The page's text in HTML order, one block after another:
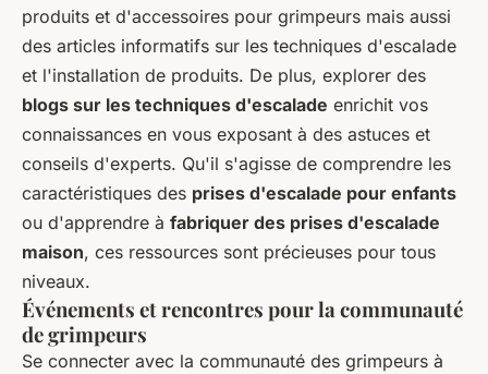
produits et d'accessoires pour grimpeurs mais aussi
des articles informatifs sur les techniques d'escalade
et l'installation de produits. De plus, explorer des
blogs sur les techniques d'escalade enrichit vos
connaissances en vous exposant à des astuces et
conseils d'experts. Qu'il s'agisse de comprendre les
caractéristiques des prises d'escalade pour enfants
ou d'apprendre à fabriquer des prises d'escalade
maison, ces ressources sont précieuses pour tous
niveaux.
Événements et rencontres pour la communauté
de grimpeurs
Se connecter avec la communauté des grimpeurs à